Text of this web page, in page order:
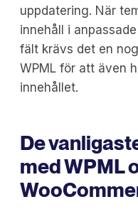
uppdatering. När
innehåll i
fält krävs det en
WPML för att även
innehållet.
De
med WPML